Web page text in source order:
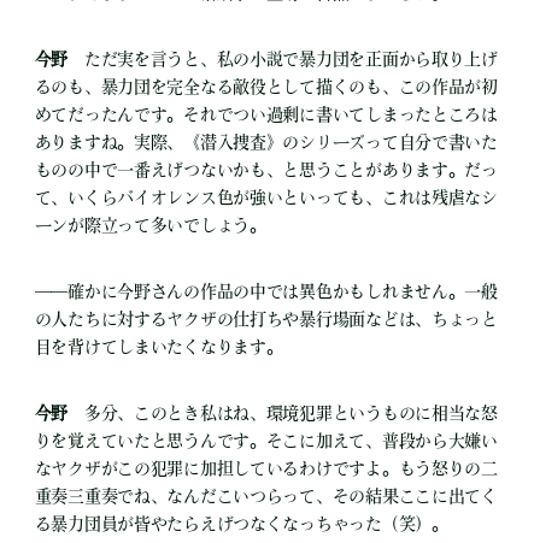
今野 ただ実を言うと、私の小説で暴力団を正面から取り上げ
るのも、暴力団を完全なる敵役として描くのも、この作品が初
めてだったんです。それでつい過剰に書いてしまったところは
ありますね。実際、《潜入捜査》のシリーズって自分で書いた
ものの中で一番えげつないかも、と思うことがあります。だっ
て、いくらバイオレンス色が強いといっても、これは残虐なシ
ーンが際立って多いでしょう。
――確かに今野さんの作品の中では異色かもしれません。一般
の人たちに対するヤクザの仕打ちや暴行場面などは、ちょっと
目を背けてしまいたくなります。
今野 多分、このとき私はね、環境犯罪というものに相当な怒
りを覚えていたと思うんです。そこに加えて、普段から大嫌い
なヤクザがこの犯罪に加担しているわけですよ。もう怒りの二
重奏三重奏でね、なんだこいつらって、その結果ここに出てく
る暴力団員が皆やたらえげつなくなっちゃった（笑）。